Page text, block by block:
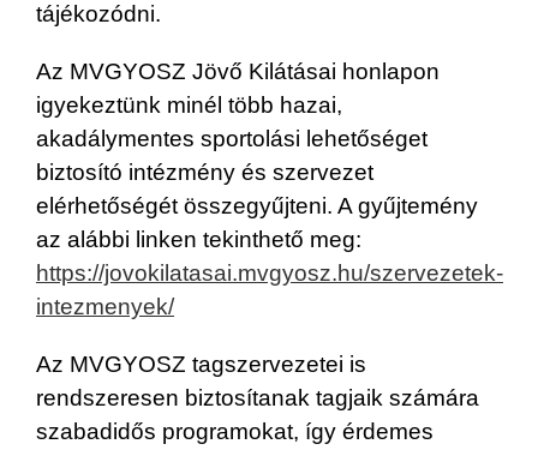
tájékozódni.
Az MVGYOSZ Jövő Kilátásai honlapon
igyekeztünk minél több hazai,
akadálymentes sportolási lehetőséget
biztosító intézmény és szervezet
elérhetőségét összegyűjteni. A gyűjtemény
az alábbi linken tekinthető meg:
https://jovokilatasai.mvgyosz.hu/szervezetek-
intezmenyek/
Az MVGYOSZ tagszervezetei is
rendszeresen biztosítanak tagjaik számára
szabadidős programokat, így érdemes